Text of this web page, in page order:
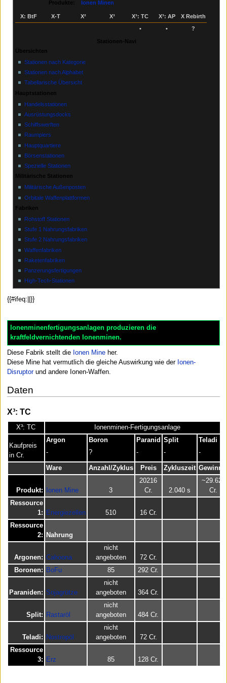
Produkte:
Ionen Minen
X: BtF X‑T X² X³ X³: TC X³: AP
X Rebirth
•
• ?
Stationen-Navi
Übersichten
Stationen nach Kategorie
Stationen nach Alphabet
Tabellarische Übersicht
Hauptstationen
Handelsstationen
Ausrüstungsdocks
Schiffswerften
Raumpiers
Hauptquartiere
Börsenstationen
Spezielle Stationen
Militärische Stationen
Militärische Außenposten
Orbitale Waffenplattformen
Fabriken
Rohstoff Stationen
Stufe 1 Nahrungsfabriken
Stufe 2 Nahrungsfabriken
Waffenfabriken
Raketenfabriken
Panzerungsfertigungen
High-Tech-Stationen
{{#ifeq:||}}
Ionenminenfertigungsanlagen produzieren die
kraftfeldvernichtenden Ionenminen.
Diese Fabrik stellt die Ionen Mineher.
Diese Mine hat vermutlich die gleiche Auswirkung wie der Ionen-
Disruptorund andere Ionen-Waffen.
Daten
X³: TC
X³: TC Ionenminen-Fertigungsanlage
Kaufpreis
in Cr.
Argon
-
Boron
?
Paranid
-
Split
-
Teladi
-
Ware Anzahl/Zyklus Preis Zykluszeit Gewinn/
Produkt: Ionen Mine 3
20216
Cr.
2.040 s
~29.626
Cr.
Ressource
1:
Energiezellen 510
16 Cr.
Ressource
2:
Nahrung
Argonen: Cahoona
nicht
angeboten
72 Cr.
Boronen:
BoFu 85 292 Cr.
Paraniden: Sojagrütze
nicht
angeboten
364 Cr.
Split: Rastaröl
nicht
angeboten
484 Cr.
Teladi: Nostropöl
nicht
angeboten
72 Cr.
Ressource
3:
Erz 85 128 Cr.